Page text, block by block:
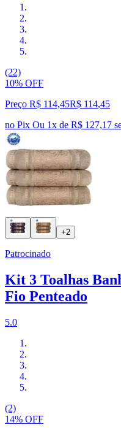
(22)
10% OFF
Preço R$ 114,45R$ 114,45
no Pix Ou 1x de R$ 127,17
+2
Patrocinado
Kit 3 Toalhas
Fio Penteado
5.0
(2)
14% OFF